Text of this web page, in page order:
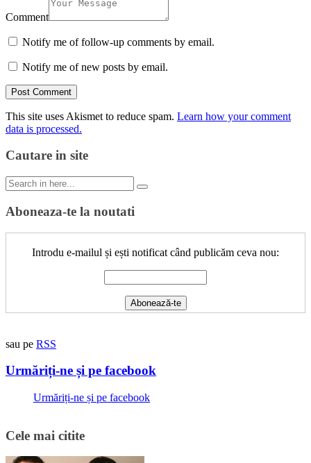
Comment
Notify me of follow-up comments by email.
Notify me of new posts by email.
This site uses Akismet to reduce spam. Learn how your comment
data is processed.
Cautare in site
Search
for:
Aboneaza-te la noutati
Introdu e-mailul și ești notificat când publicăm ceva nou:
sau pe RSS
Urmăriți-ne și pe facebook
Urmăriți-ne și pe facebook
Cele mai citite